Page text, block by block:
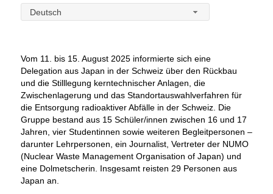
Deutsch
Vom 11. bis 15. August 2025 informierte sich eine
Delegation aus Japan in der Schweiz über den Rückbau
und die Stilllegung kerntechnischer Anlagen, die
Zwischenlagerung und das Standortauswahlverfahren für
die Entsorgung radioaktiver Abfälle in der Schweiz. Die
Gruppe bestand aus 15 Schüler/innen zwischen 16 und 17
Jahren, vier Studentinnen sowie weiteren Begleitpersonen –
darunter Lehrpersonen, ein Journalist, Vertreter der NUMO
(Nuclear Waste Management Organisation of Japan) und
eine Dolmetscherin. Insgesamt reisten 29 Personen aus
Japan an.